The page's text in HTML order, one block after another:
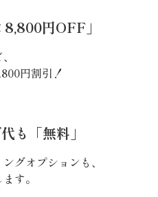
円OFF」
円割引！
も「無料」
グオプションも、
す。